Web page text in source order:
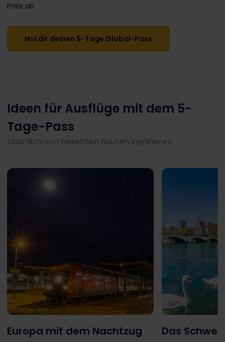
Preis ab
Hol dir deinen 5-Tage Global-Pass
Ideen für Ausflüge mit dem 5-
Tage-Pass
Lass dich von beliebten Routen inspirieren
Europa mit dem Nachtzug Das